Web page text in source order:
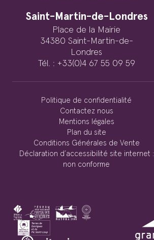
Saint-Martin-de-Londres
Place de la Mairie
34380 Saint-Martin-de-
Londres
Tél. : +33(0)4 67 55 09 59
Politique de confidentialité
Contactez nous
Mentions légales
Plan du site
Conditions Générales de Vente
Déclaration d’accessibilité site internet :
non conforme